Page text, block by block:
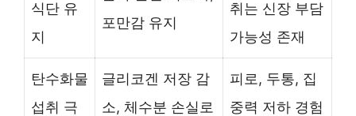
식단 유
지
포만감 유지
취는 신장 부담
가능성 존재
탄수화물
섭취 극
글리코겐 저장 감
소, 체수분 손실로
피로, 두통, 집
중력 저하 경험